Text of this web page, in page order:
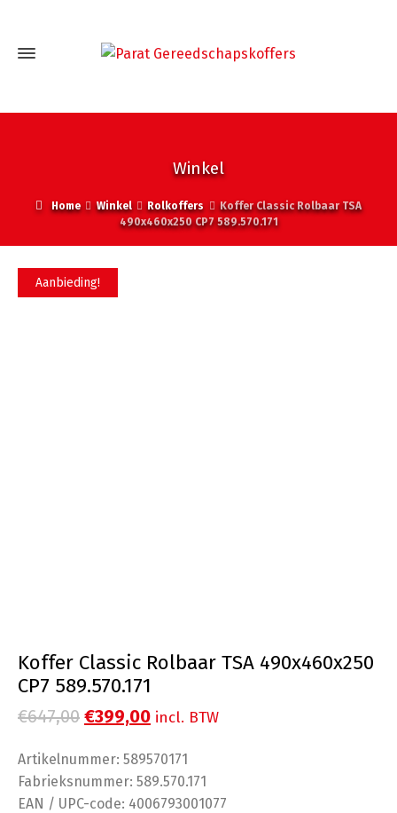
Winkel
Home Winkel Rolkoffers
Koffer Classic Rolbaar TSA
490x460x250 CP7 589.570.171
Aanbieding!
Koffer Classic Rolbaar TSA 490x460x250
CP7 589.570.171
€647,00 Oorspronkelijke
€647,00.
€399,00Huidige
is:
€399,00.
incl. BTW
Artikelnummer: 589570171
Fabrieksnummer: 589.570.171
EAN / UPC-code: 4006793001077